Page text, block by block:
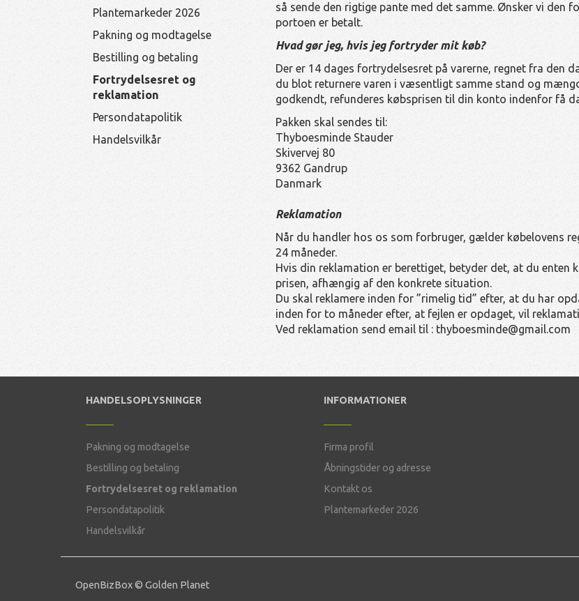
Plantemarkeder 2026
Pakning og modtagelse
Bestilling og betaling
Fortrydelsesret og
reklamation
Persondatapolitik
Handelsvilkår
så sende den rigtige pante med det samme. Ønsker vi den
portoen er betalt.
Hvad gør jeg, hvis jeg fortryder mit køb?
Der er 14 dages fortrydelsesret på varerne, regnet fra den
du blot returnere varen i væsentligt samme stand og
godkendt, refunderes købsprisen til din konto indenfor få
Pakken skal sendes til:
Thyboesminde Stauder
Skivervej 80
9362 Gandrup
Danmark
Reklamation
Når du handler hos os som forbruger, gælder købelovens
24 måneder.
Hvis din reklamation er berettiget, betyder det, at du enten
prisen, afhængig af den konkrete situation.
Du skal reklamere inden for ”rimelig tid” efter, at du har
inden for to måneder efter, at fejlen er opdaget, vil
Ved reklamation send email til : thyboesminde@gmail.com
HANDELSOPLYSNINGER
Pakning og modtagelse
Bestilling og betaling
Fortrydelsesret og reklamation
Persondatapolitik
Handelsvilkår
INFORMATIONER
Firma profil
Åbningstider og adresse
Kontakt os
Plantemarkeder 2026
OpenBizBox© Golden Planet